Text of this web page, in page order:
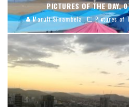
PICTURES OF THE DAY,
Maruli Sinambela Pictures of